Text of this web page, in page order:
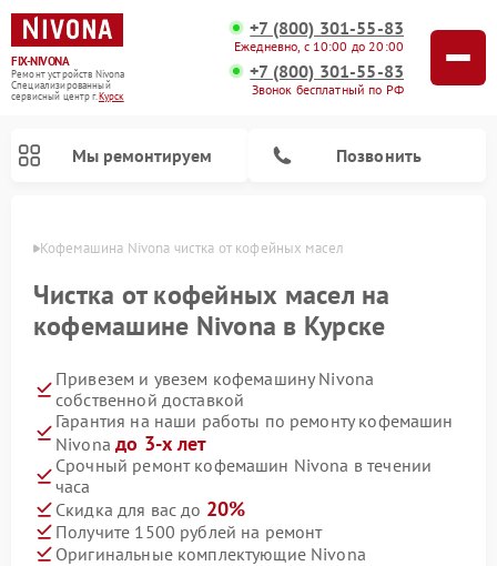
FIX-NIVONA
Ремонт устройств Nivona
Специализированный
cервисный центр г.Курск
+7 (800) 301-55-83
Ежедневно, с 10:00 до 20:00
+7 (800) 301-55-83
Звонок бесплатный по РФ
Мы ремонтируем Позвонить
Кофемашина Nivona чистка от кофейных масел
Чистка от кофейных масел на
кофемашине Nivona в Курске
Привезем и увезем кофемашину Nivona
собственной доставкой
Гарантия на наши работы по ремонту кофемашин
Nivonaдо 3-х лет
Срочный ремонт кофемашин Nivona в течении
часа
Скидка для вас до 20%
Получите 1500 рублей на ремонт
Оригинальные комплектующие Nivona